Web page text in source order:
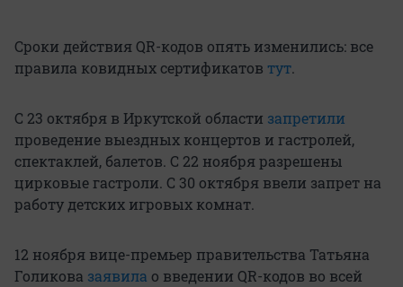
Сроки действия QR-кодов опять изменились: все
правила ковидных сертификатов тут.
С 23 октября в Иркутской области запретили
проведение выездных концертов и гастролей,
спектаклей, балетов. С 22 ноября разрешены
цирковые гастроли. С 30 октября ввели запрет на
работу детских игровых комнат.
12 ноября вице-премьер правительства Татьяна
Голикова заявила о введении QR-кодов во всей